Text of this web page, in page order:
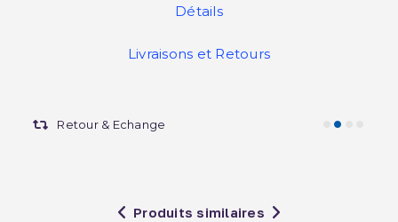
Détails
Livraisons et Retours
Retour & Echange
Produits similaires